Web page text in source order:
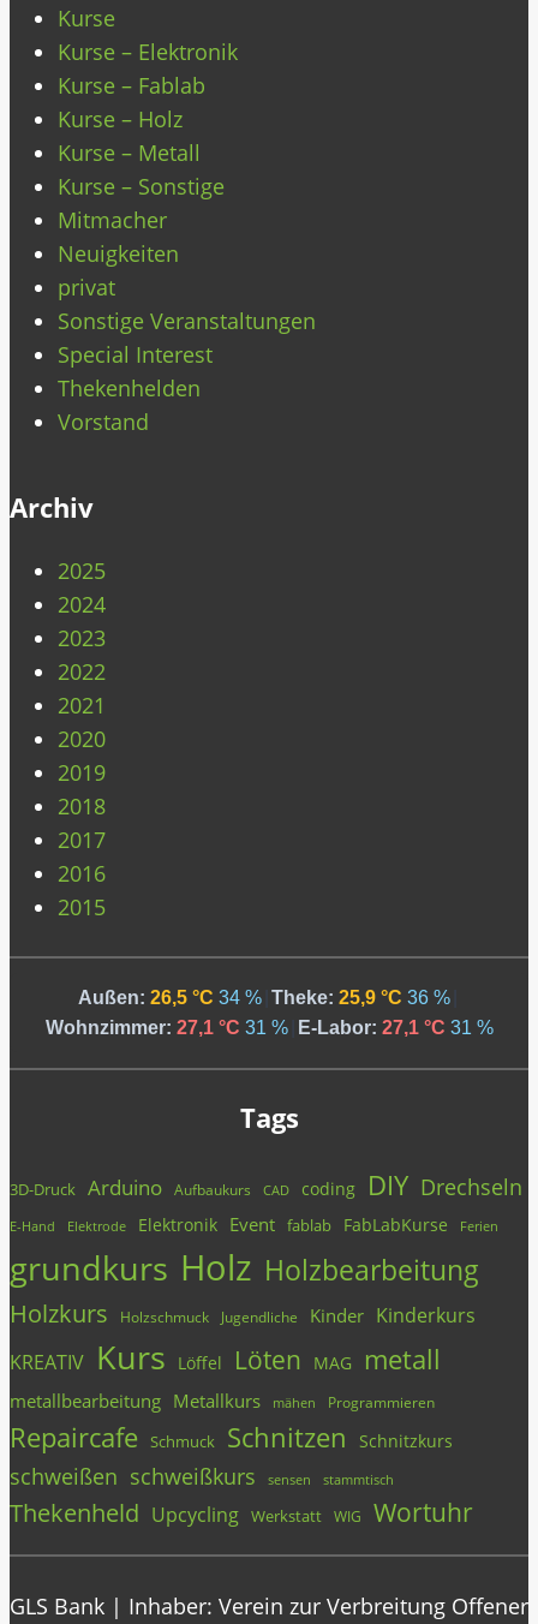
Kurse
Kurse – Elektronik
Kurse – Fablab
Kurse – Holz
Kurse – Metall
Kurse – Sonstige
Mitmacher
Neuigkeiten
privat
Sonstige Veranstaltungen
Special Interest
Thekenhelden
Vorstand
Archiv
2025
2024
2023
2022
2021
2020
2019
2018
2017
2016
2015
Außen: 26,5 °C 34 % Theke: 25,9 °C 36 %
Wohnzimmer: 27,1 °C 31 % E-Labor: 27,1 °C 31 %
Tags
3D-Druck Arduino Aufbaukurs CAD coding DIY Drechseln
E-Hand Elektrode Elektronik Event fablab FabLabKurse Ferien
grundkurs Holz Holzbearbeitung
Holzkurs Holzschmuck Jugendliche Kinder Kinderkurs
KREATIV Kurs Löffel Löten MAG metall
metallbearbeitung Metallkurs mähen Programmieren
Repaircafe Schmuck Schnitzen Schnitzkurs
schweißen schweißkurs sensen stammtisch
Thekenheld Upcycling Werkstatt WIG Wortuhr
GLS Bank | Inhaber: Verein zur Verbreitung Offener